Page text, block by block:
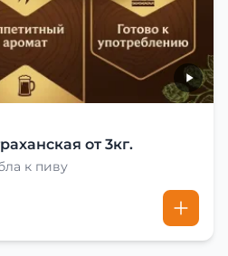
от 3кг.
к пиву